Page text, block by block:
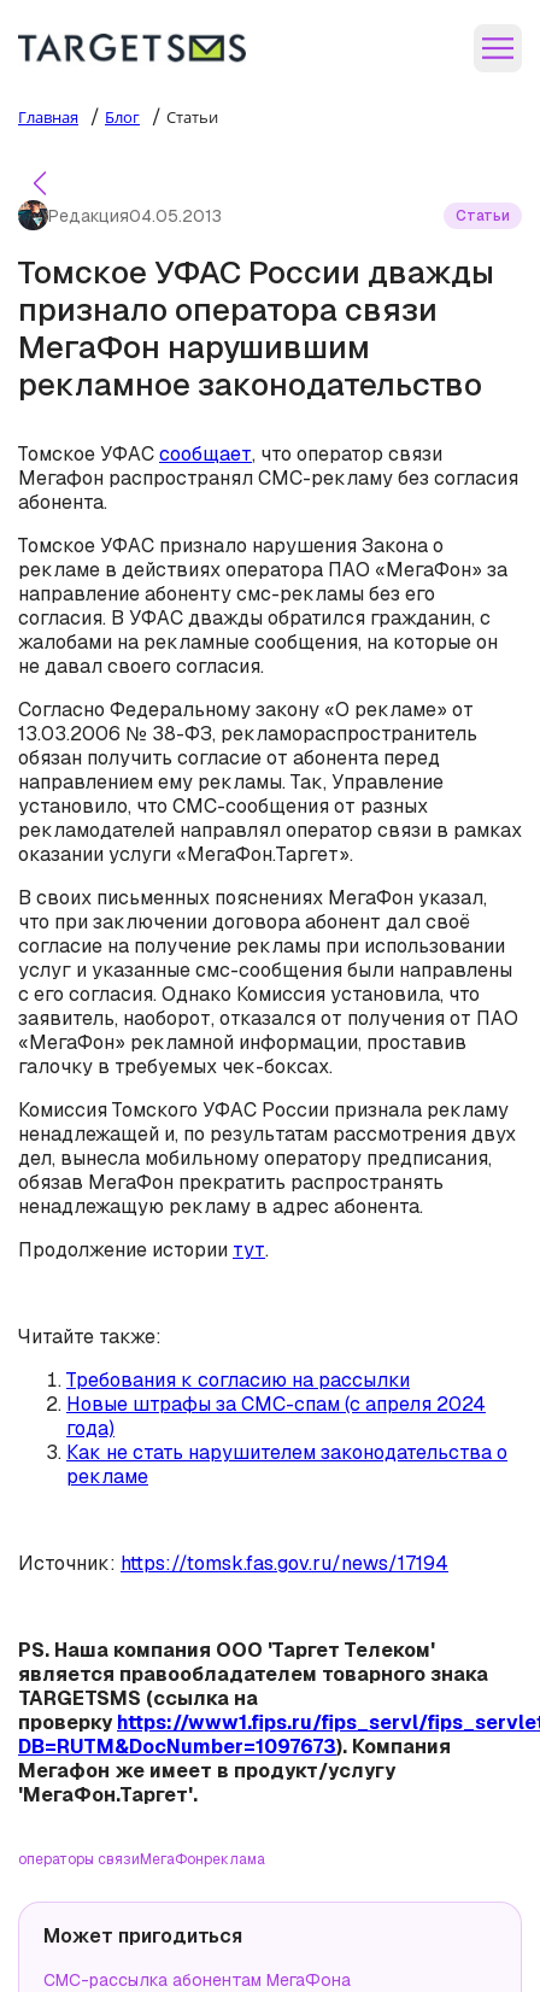
Главная / Блог / Статьи
Редакция04.05.2013 Статьи
Томское УФАС России дважды
признало оператора связи
МегаФон нарушившим
рекламное законодательство
Томское УФАСсообщает, что оператор связи
Мегафон распространял СМС-рекламу без согласия
абонента.
Томское УФАС признало нарушения Закона о
рекламе в действиях оператора ПАО «МегаФон» за
направление абоненту смс-рекламы без его
согласия. В УФАС дважды обратился гражданин, с
жалобами на рекламные сообщения, на которые он
не давал своего согласия.
Согласно Федеральному закону «О рекламе» от
13.03.2006 № 38-ФЗ, рекламораспространитель
обязан получить согласие от абонента перед
направлением ему рекламы. Так, Управление
установило, что СМС-сообщения от разных
рекламодателей направлял оператор связи в рамках
оказании услуги «МегаФон.Таргет».
В своих письменных пояснениях МегаФон указал,
что при заключении договора абонент дал своё
согласие на получение рекламы при использовании
услуг и указанные смс-сообщения были направлены
с его согласия. Однако Комиссия установила, что
заявитель, наоборот, отказался от получения от ПАО
«МегаФон» рекламной информации, проставив
галочку в требуемых чек-боксах.
Комиссия Томского УФАС России признала рекламу
ненадлежащей и, по результатам рассмотрения двух
дел, вынесла мобильному оператору предписания,
обязав МегаФон прекратить распространять
ненадлежащую рекламу в адрес абонента.
Продолжение истории тут.
Читайте также:
Требования к согласию на рассылки
Новые штрафы за СМС-спам (с апреля 2024
года)
Как не стать нарушителем законодательства о
рекламе
Источник: https://tomsk.fas.gov.ru/news/17194
PS. Наша компания ООО 'Таргет Телеком'
является правообладателем товарного знака
TARGETSMS (ссылка на
проверкуhttps://www1.fips.ru/fips_servl/
DB=RUTM&DocNumber=1097673). Компания
Мегафон же имеет в продукт/услугу
'МегаФон.Таргет'.
операторы связиМегаФонреклама
Может пригодиться
СМС-рассылка абонентам МегаФона